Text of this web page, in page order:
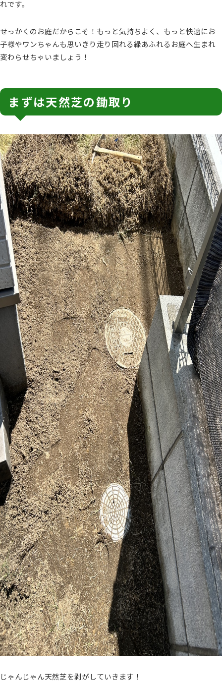
れです。
せっかくのお庭だからこそ！もっと気持ちよく、もっと快適にお
子様やワンちゃんも思いきり走り回れる緑あふれるお庭へ生まれ
変わらせちゃいましょう！
まずは天然芝の鋤取り
じゃんじゃん天然芝を剥がしていきます！